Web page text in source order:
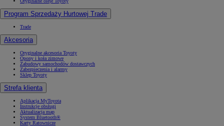
Program Sprzedaży Hurtowej Trade
Trade
Akcesoria
Oryginalne akcesoria Toyoty
Opony i koła zimowe
Zabudowy samochodów dostawczych
Zabezpieczenia i alarmy
Sklep Toyoty
Strefa klienta
Aplikacja MyToyota
Instrukcje obsługi
Aktualizacja map
System Bluetooth®
Karty Ratownicze